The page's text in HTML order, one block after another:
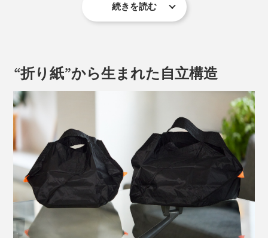
自立する底マチのおかげで、傾きやすいパックの弁当や
寿司、総菜、箱入りのケーキを入れても、大丈夫。
おかず同士が混じったり、ケーキが潰れたり、汁モレす
る心配は、まずありません。
濡れても、すぐ乾くので、洗濯もOKです。
続きを読む
“折り紙”から生まれた自立構造